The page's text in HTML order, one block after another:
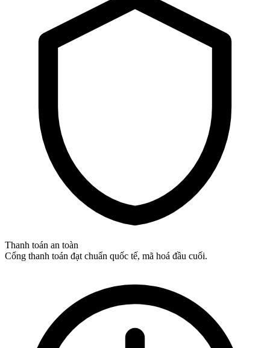
Thanh toán an toàn
Cổng thanh toán đạt chuẩn quốc tế, mã hoá đầu cuối.